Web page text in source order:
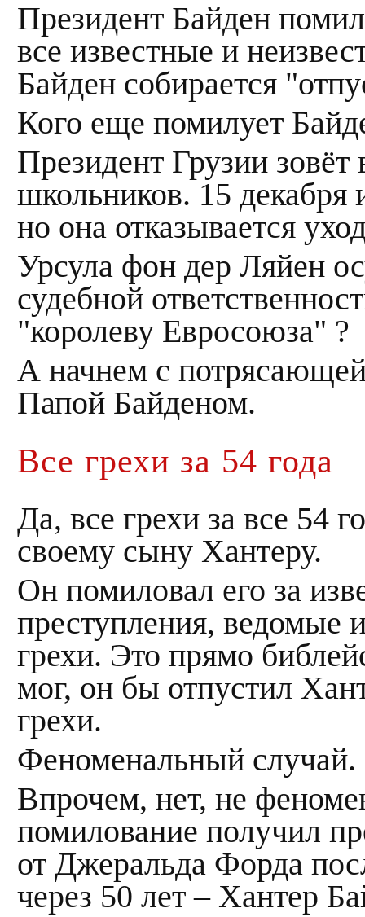
Президент Байден
все известные и
Байден собирается
Кого еще помилует
Президент Грузии
школьников. 15 декабря
но она отказывается
Урсула фон дер Ляйен
судебной
"королеву Евросоюза" ?
А начнем с
Папой Байденом.
Все грехи за 54 года
Да, все грехи за все 54
своему сыну Хантеру.
Он помиловал его за
преступления, ведомые
грехи. Это прямо
мог, он бы отпустил
грехи.
Феноменальный случай.
Впрочем, нет, не
помилование получил
от Джеральда Форда
через 50 лет – Хантер